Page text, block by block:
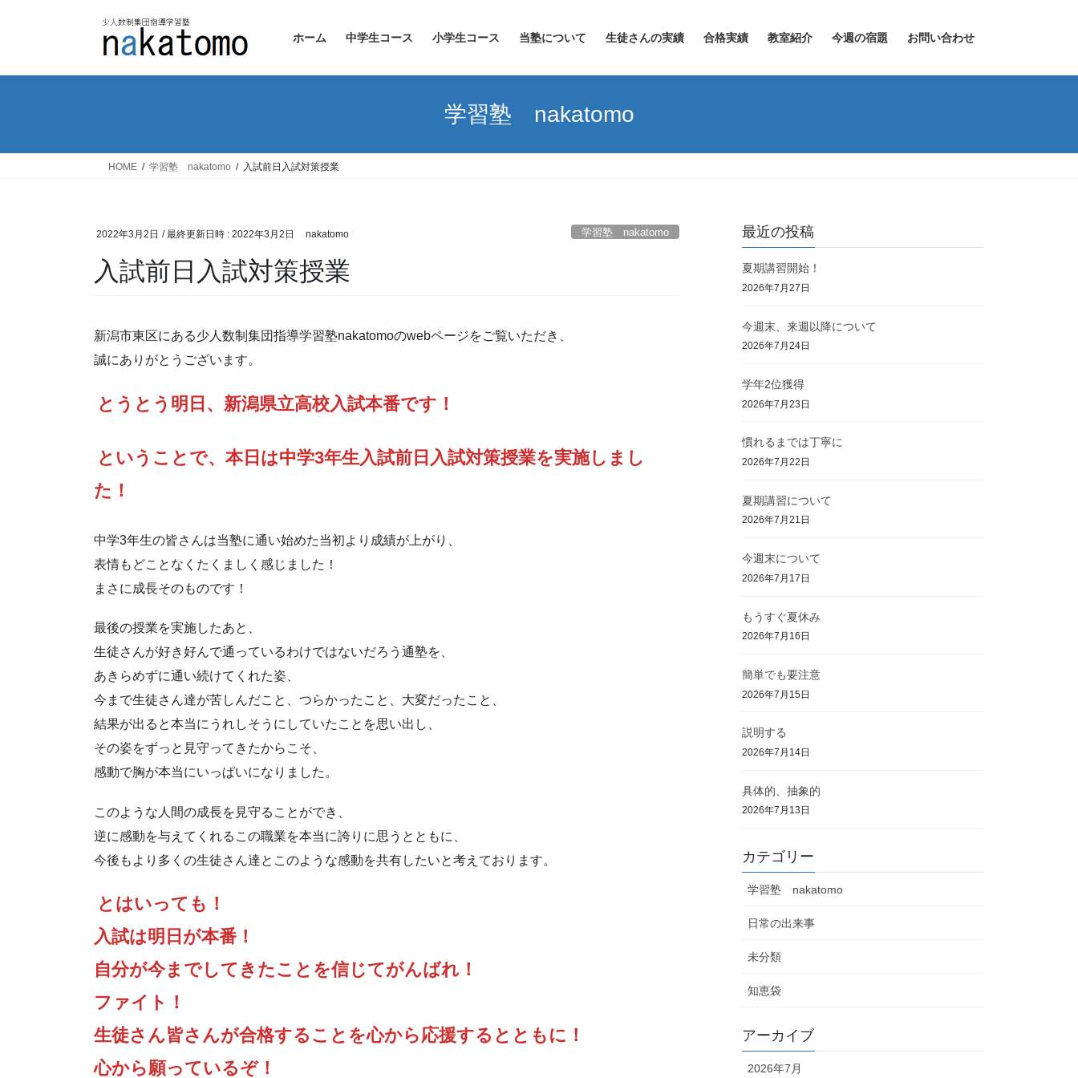
ホーム 中学生コース 小学生コース 当塾について 生徒さんの実績 合格実績 教室紹介 今週の宿題 お問い合わせ
学習塾 nakatomo
HOME 学習塾 nakatomo 入試前日入試対策授業
2022年3月2日 / 最終更新日時 : 2022年3月2日 nakatomo 学習塾 nakatomo
入試前日入試対策授業
新潟市東区にある少人数制集団指導学習塾nakatomoのwebページをご覧いただき、
誠にありがとうございます。
とうとう明日、新潟県立高校入試本番です！
ということで、本日は中学3年生入試前日入試対策授業を実施しまし
た！
中学3年生の皆さんは当塾に通い始めた当初より成績が上がり、
表情もどことなくたくましく感じました！
まさに成長そのものです！
最後の授業を実施したあと、
生徒さんが好き好んで通っているわけではないだろう通塾を、
あきらめずに通い続けてくれた姿、
今まで生徒さん達が苦しんだこと、つらかったこと、大変だったこと、
結果が出ると本当にうれしそうにしていたことを思い出し、
その姿をずっと見守ってきたからこそ、
感動で胸が本当にいっぱいになりました。
このような人間の成長を見守ることができ、
逆に感動を与えてくれるこの職業を本当に誇りに思うとともに、
今後もより多くの生徒さん達とこのような感動を共有したいと考えております。
とはいっても！
入試は明日が本番！
自分が今までしてきたことを信じてがんばれ！
ファイト！
生徒さん皆さんが合格することを心から応援するとともに！
心から願っているぞ！
最近の投稿
夏期講習開始！
2026年7月27日
今週末、来週以降について
2026年7月24日
学年2位獲得
2026年7月23日
慣れるまでは丁寧に
2026年7月22日
夏期講習について
2026年7月21日
今週末について
2026年7月17日
もうすぐ夏休み
2026年7月16日
簡単でも要注意
2026年7月15日
説明する
2026年7月14日
具体的、抽象的
2026年7月13日
カテゴリー
学習塾 nakatomo
日常の出来事
未分類
知恵袋
アーカイブ
2026年7月